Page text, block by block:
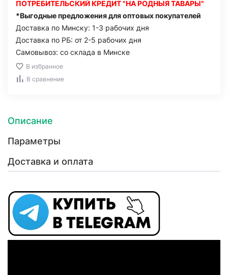
ПОТРЕБИТЕЛЬСКИЙ КРЕДИТ "НА РОДНЫЯ ТАВАРЫ"
*Выгодные предложения для оптовых покупателей
Доставка по Минску: 1-3 рабочих дня
Доставка по РБ: от 2-5 рабочих дня
Самовывоз: со склада в Минске
В избранное
В сравнение
Описание
Параметры
Доставка и оплата